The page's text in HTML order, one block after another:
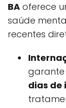
BA oferece
saúde
recentes
dias de